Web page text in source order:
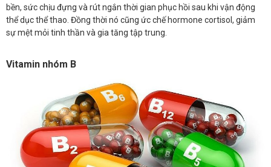
bền, sức chịu đựng và rút ngắn thời gian phục hồi sau khi vận động
thể dục thể thao. Đồng thời nó cũng ức chế hormone cortisol, giảm
sự mệt mỏi tinh thần và gia tăng tập trung.
Vitamin nhóm B